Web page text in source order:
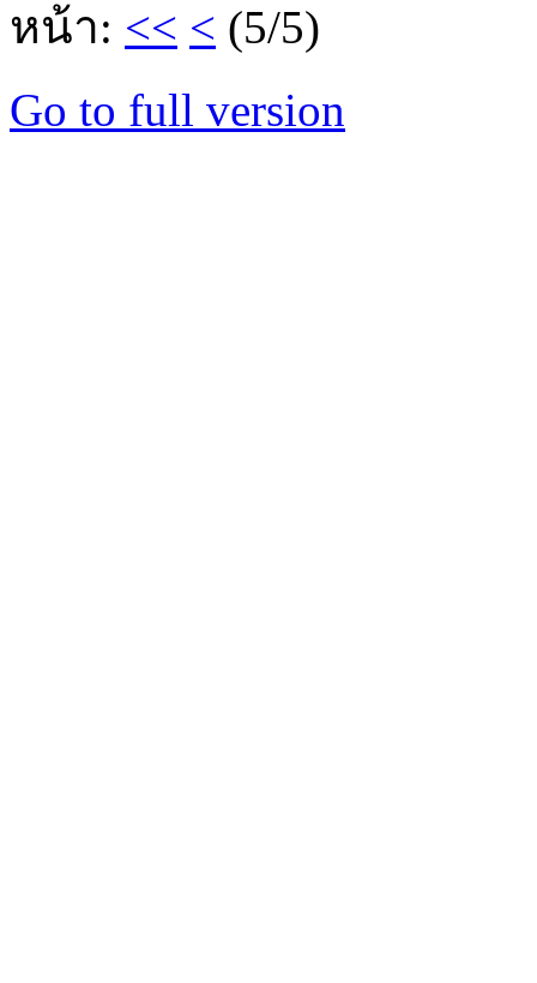
หน้า: << < (5/5)
Go to full version